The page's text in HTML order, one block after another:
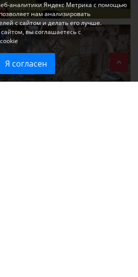
новые заказы в Крым
аналитики Яндекс Метрика с помощью
нам анализировать
с сайтом и делать его лучше.
вы соглашаетесь с
Я согласен